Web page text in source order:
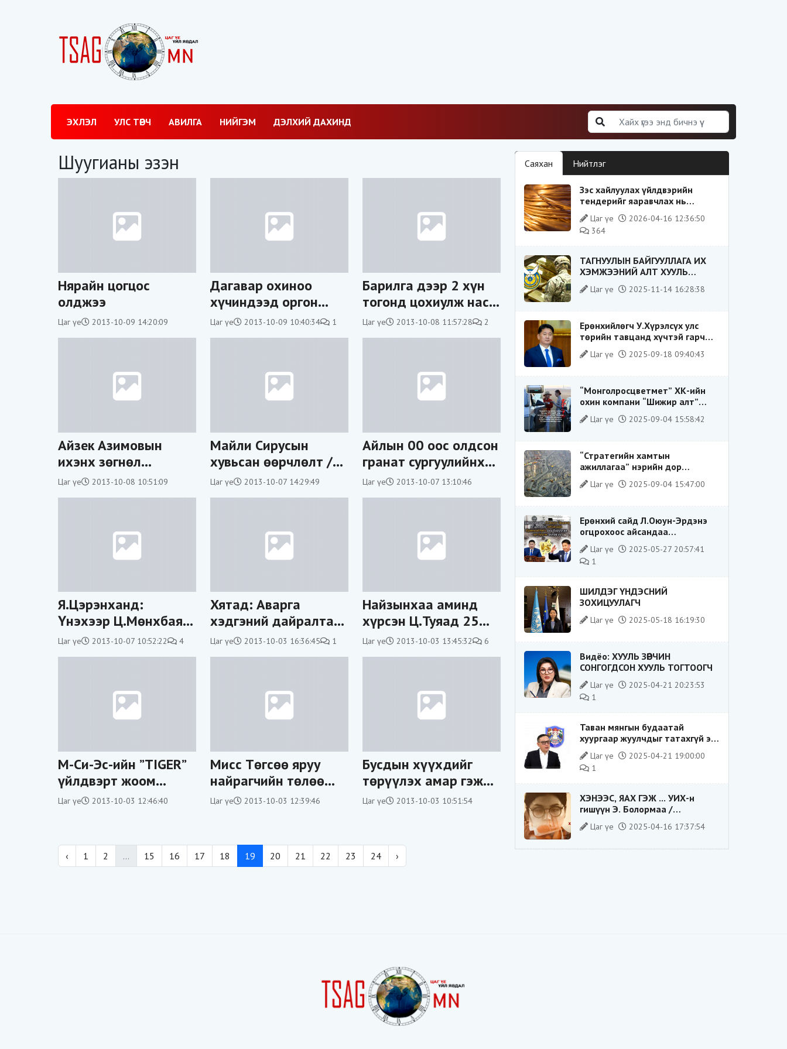
ЭХЛЭЛ УЛС ТӨРЧ АВИЛГА НИЙГЭМ ДЭЛХИЙ ДАХИНД
Шуугианы эзэн
Нярайн цогцос
олджээ
Цаг үе 2013-10-09 14:20:09
Дагавар охиноо
хүчиндээд оргон
зайлсан этгээдийг
барьжээ
Цаг үе 2013-10-09 10:40:34 1
Барилга дээр 2 хүн
тогонд цохиулж нас
барлаа
Цаг үе 2013-10-08 11:57:28 2
Айзек Азимовын
ихэнх зөгнөл
биелжээ
Цаг үе 2013-10-08 10:51:09
Mайли Сирусын
хувьсан өөрчлөлт /
фото/
Цаг үе 2013-10-07 14:29:49
Айлын 00 оос олдсон
гранат сургуулийнх
байжээ
Цаг үе 2013-10-07 13:10:46
Я.Цэрэнханд:
Үнэхээр Ц.Мөнхбаяр
нар буруутай юу,
эсвэл гадны
тогтоох л хэрэгтэй
Цаг үе 2013-10-07 10:52:22 4
Хятад: Аварга
хэдгэний дайралтад
41 хүн өртөж нас
баржээ
Цаг үе 2013-10-03 16:36:45 1
Найзынхаа аминд
хүрсэн Ц.Туяад 25
жилийн ял онооно
Цаг үе 2013-10-03 13:45:32 6
М-Си-Эс-ийн ”TIGER”
үйлдвэрт жоом
үүрлэсэн үү?
Цаг үе 2013-10-03 12:46:40
Мисс Төгсөө яруу
найрагчийн төлөө
давхраа хийлгэжээ
Цаг үе 2013-10-03 12:39:46
Бусдын хүүхдийг
төрүүлэх амар гэж
үү
Цаг үе 2013-10-03 10:51:54
‹ 1 2 ... 15 16 17 18 19 20 21 22 23 24 ›
Саяхан Нийтлэг
Зэс хайлуулах үйлдвэрийн
тендерийг яаравчлах нь
“Үндэсний аюулгүй байдал“-д
эрсдэлтэй юу?
Цаг үе
2026-04-16 12:36:50
364
ТАГНУУЛЫН БАЙГУУЛЛАГА ИХ
ХЭМЖЭЭНИЙ АЛТ ХУУЛЬ
БУСААР ХИЛЭЭР ГАРГАХ ГЭЖ
БАЙСАН ҮЙЛДЛИЙГ ТАСЛАН
Цаг үе 2025-11-14 16:28:38
Ерөнхийлөгч У.Хүрэлсүх улс
төрийн тавцанд хүчтэй гарч
ирэхдээ өөрийгөө шударга
ёсны төлөө тэмцэгч, “хуучин
таниулсан.
Цаг үе 2025-09-18 09:40:43
“Монголросцветмет” ХК-ийн
охин компани “Шижир алт”
ХХК-ийн Гүйцэтгэх захирлаар
ажиллаж байсан О.Баттөмөрт
Цаг үе 2025-09-04 15:58:42
“Стратегийн хамтын
ажиллагаа” нэрийн дор
“Чимээгүй хөрөнгө хуримтлал”
Цаг үе 2025-09-04 15:47:00
Ерөнхий сайд Л.Оюун-Эрдэнэ
огцрохоос айсандаа
Ерөнхийлөгч рүү буруугаа
чиглүүлж эхлэв үү
Цаг үе
2025-05-27 20:57:41
1
ШИЛДЭГ ҮНДЭСНИЙ
ЗОХИЦУУЛАГЧ
Цаг үе 2025-05-18 16:19:30
Видёо: ХУУЛЬ ЗӨРЧИН
СОНГОГДСОН ХУУЛЬ ТОГТООГЧ
Цаг үе
2025-04-21 20:23:53
1
Таван мянгын будаатай
хуургаар жуулчдыг татахгүй ээ,
Д.Батсүх ээ
Цаг үе
2025-04-21 19:00:00
1
ХЭНЭЭС, ЯАХ ГЭЖ ... УИХ-н
гишүүн Э. Болормаа /
сонгуулийн ажилдаа гадаадын
компаниас хандив авсан уу/
Цаг үе 2025-04-16 17:37:54